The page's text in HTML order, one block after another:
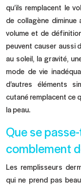
qu’ils remplacent le
de collagène diminue
volume et de
peuvent causer aussi
au soleil, la gravité,
mode de vie
d’autres éléments
cutané remplacent ce
la peau.
Que se
comblement
Les remplisseurs
qui ne prend pas